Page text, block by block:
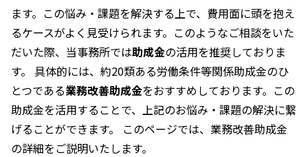
ます。この悩み・課題を解決する上で、費用面に頭を抱え
るケースがよく見受けられます。このようなご相談をいた
だいた際、当事務所では助成金の活用を推奨しておりま
す。 具体的には、約20類ある労働条件等関係助成金のひ
とつである業務改善助成金をおすすめしております。この
助成金を活用することで、上記のお悩み・課題の解決に繋
げることができます。 このページでは、業務改善助成金
の詳細をご説明いたします。